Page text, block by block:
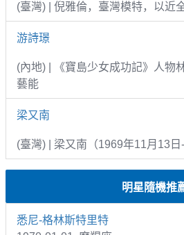
(臺灣) | 倪雅倫，臺灣模特，以近
游詩璟
(內地) | 《寶島少女成功記》人物
藝能
梁又南
(臺灣) | 梁又南（1969年11月13
明星隨機推
悉尼-格林斯特里特